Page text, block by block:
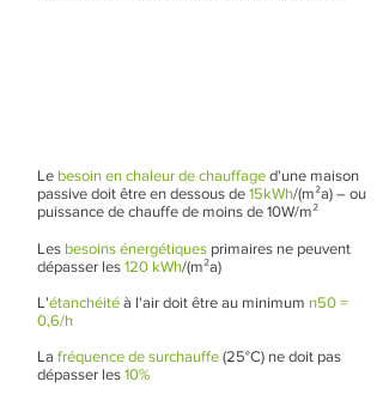
Le besoin en chaleur de chauffage d'une maison
passive doit être en dessous de 15kWh/(m²a) – ou
puissance de chauffe de moins de 10W/m²
Les besoins énergétiques primaires ne peuvent
dépasser les 120 kWh/(m²a)
L'étanchéité à l'air doit être au minimum n50 =
0,6/h
La fréquence de surchauffe (25°C) ne doit pas
dépasser les 10%